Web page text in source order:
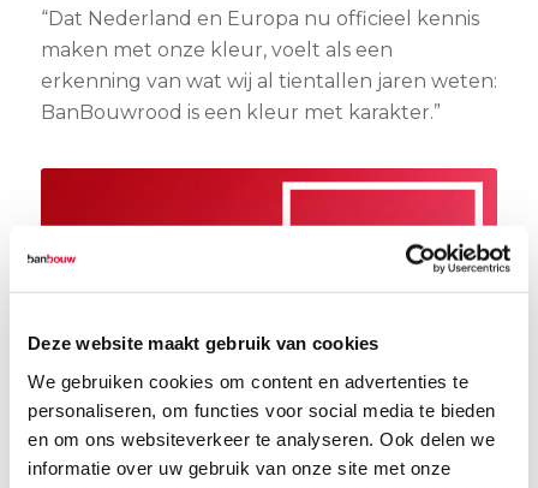
Deze website maakt gebruik van cookies
We gebruiken cookies om content en advertenties te
personaliseren, om functies voor social media te bieden
en om ons websiteverkeer te analyseren. Ook delen we
informatie over uw gebruik van onze site met onze
“Dat Nederland en Europa nu officieel kennis
maken met onze kleur, voelt als een
erkenning van wat wij al tientallen jaren weten:
BanBouwrood is een kleur met karakter.”